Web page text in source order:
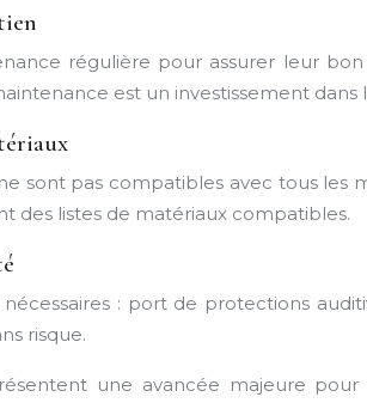
régulière pour assurer leur
est un investissement dans
sont pas compatibles avec tous
des listes de matériaux compatibles.
: port de protections
risque.
une avancée majeure